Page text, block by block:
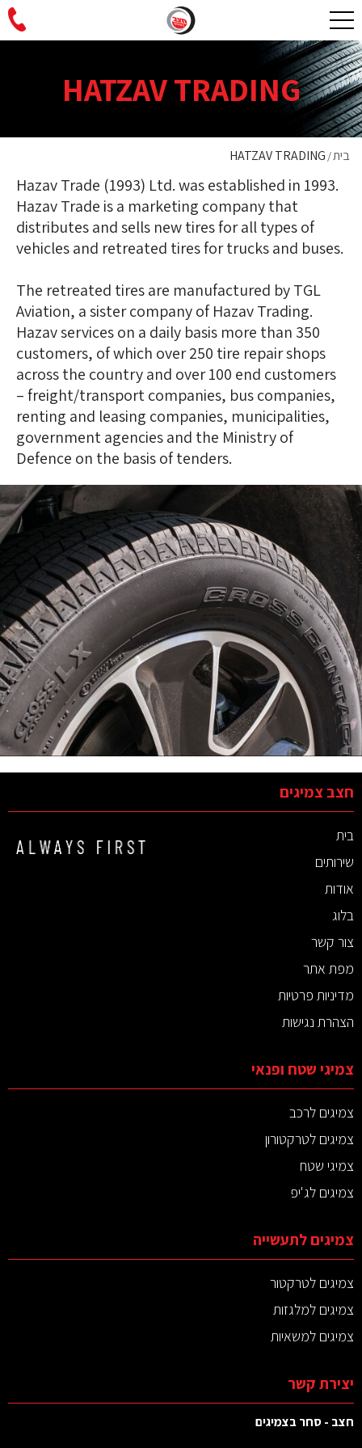
HATZAV TRADING
בית/
HATZAV TRADING
Hazav Trade (1993) Ltd. was established in 1993.
Hazav Trade is a marketing company that
distributes and sells new tires for all types of
vehicles and retreated tires for trucks and buses.
The retreated tires are manufactured by TGL
Aviation, a sister company of Hazav Trading.
Hazav services on a daily basis more than 350
customers, of which over 250 tire repair shops
across the country and over 100 end customers
– freight/transport companies, bus companies,
renting and leasing companies, municipalities,
government agencies and the Ministry of
Defence on the basis of tenders.
חצב צמיגים
בית
שירותים
אודות
בלוג
צור קשר
מפת אתר
מדיניות פרטיות
הצהרת נגישות
צמיגי שטח ופנאי
צמיגים לרכב
צמיגים לטרקטורון
צמיגי שטח
צמיגים לג'יפ
צמיגים לתעשייה
צמיגים לטרקטור
צמיגים למלגזות
צמיגים למשאיות
יצירת קשר
חצב - סחר בצמיגים